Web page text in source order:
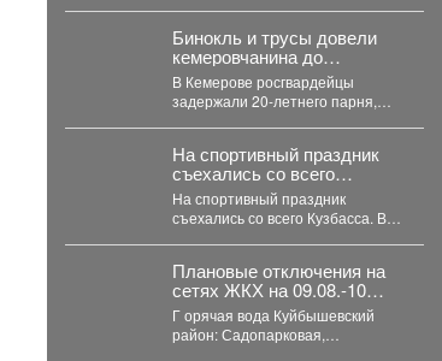
Кемерове полицейские выявили
в...
Бинокль и трусы довели
кемеровчанина до
уголовного дела
В Кемерове росгвардейцы
задержали 20-летнего парня,
комплектвещей. В...
На спортивный праздник
съехались со всего
Кузбасса.
На спортивный праздник
съехались со всего Кузбасса. В
теннису. 🥎...
Плановые отключения на
сетях ЖКХ на 09.08.-10
августа 2026 г. (г.
Новокузнецк)
Г орячая вода Куйбышевский
район: Садопарковая,